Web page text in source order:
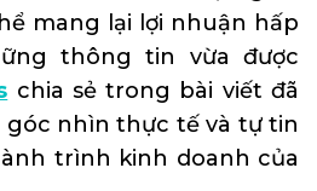
mang lại lợi nhuận hấp
thông tin vừa được
chia sẻ trong bài viết đã
nhìn thực tế và tự tin
trình kinh doanh của